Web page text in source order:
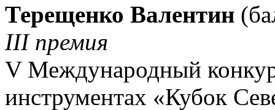
Терещенко Валентин
III премия
V Международный
инструментах «Кубок